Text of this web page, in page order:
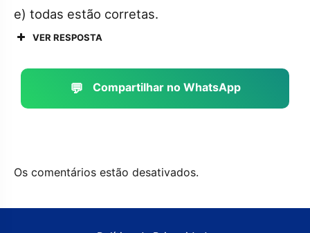
e) todas estão corretas.
VER RESPOSTA
💬 Compartilhar no WhatsApp
Os comentários estão desativados.